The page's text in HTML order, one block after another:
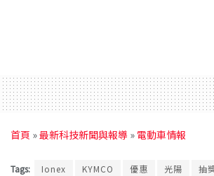
首頁 »最新科技新聞與報導 » 電動車情報
Tags: Ionex KYMCO 優惠 光陽 抽